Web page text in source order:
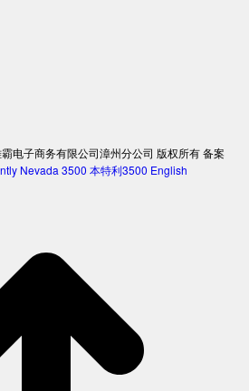
电子商务有限公司漳州分公司 版权所有 备案
Nevada 3500 本特利3500 English